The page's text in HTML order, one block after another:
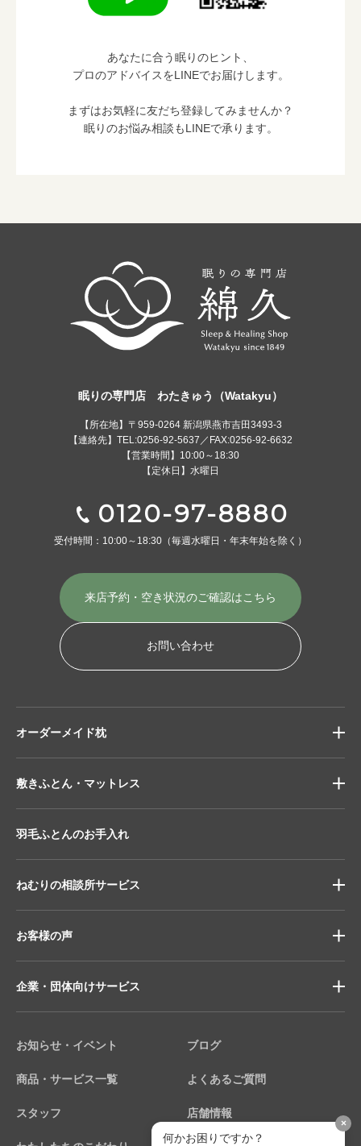
あなたに合う眠りのヒント、
プロのアドバイスをLINEでお届けします。
まずはお気軽に友だち登録してみませんか？
眠りのお悩み相談もLINEで承ります。
眠りの専門店 わたきゅう（Watakyu）
【所在地】〒959-0264 新潟県燕市吉田3493-3
【連絡先】TEL:0256-92-5637／FAX:0256-92-6632
【営業時間】10:00～18:30
【定休日】水曜日
0120-97-8880
受付時間：10:00～18:30 （毎週水曜日・年末年始を除く）
来店予約・空き状況のご確認はこちら
お問い合わせ
オーダーメイド枕
敷きふとん・マットレス
羽毛ふとんのお手入れ
ねむりの相談所サービス
お客様の声
企業・団体向けサービス
お知らせ・イベント ブログ
商品・サービス一覧 よくあるご質問
スタッフ 店舗情報
×
何かお困りですか？